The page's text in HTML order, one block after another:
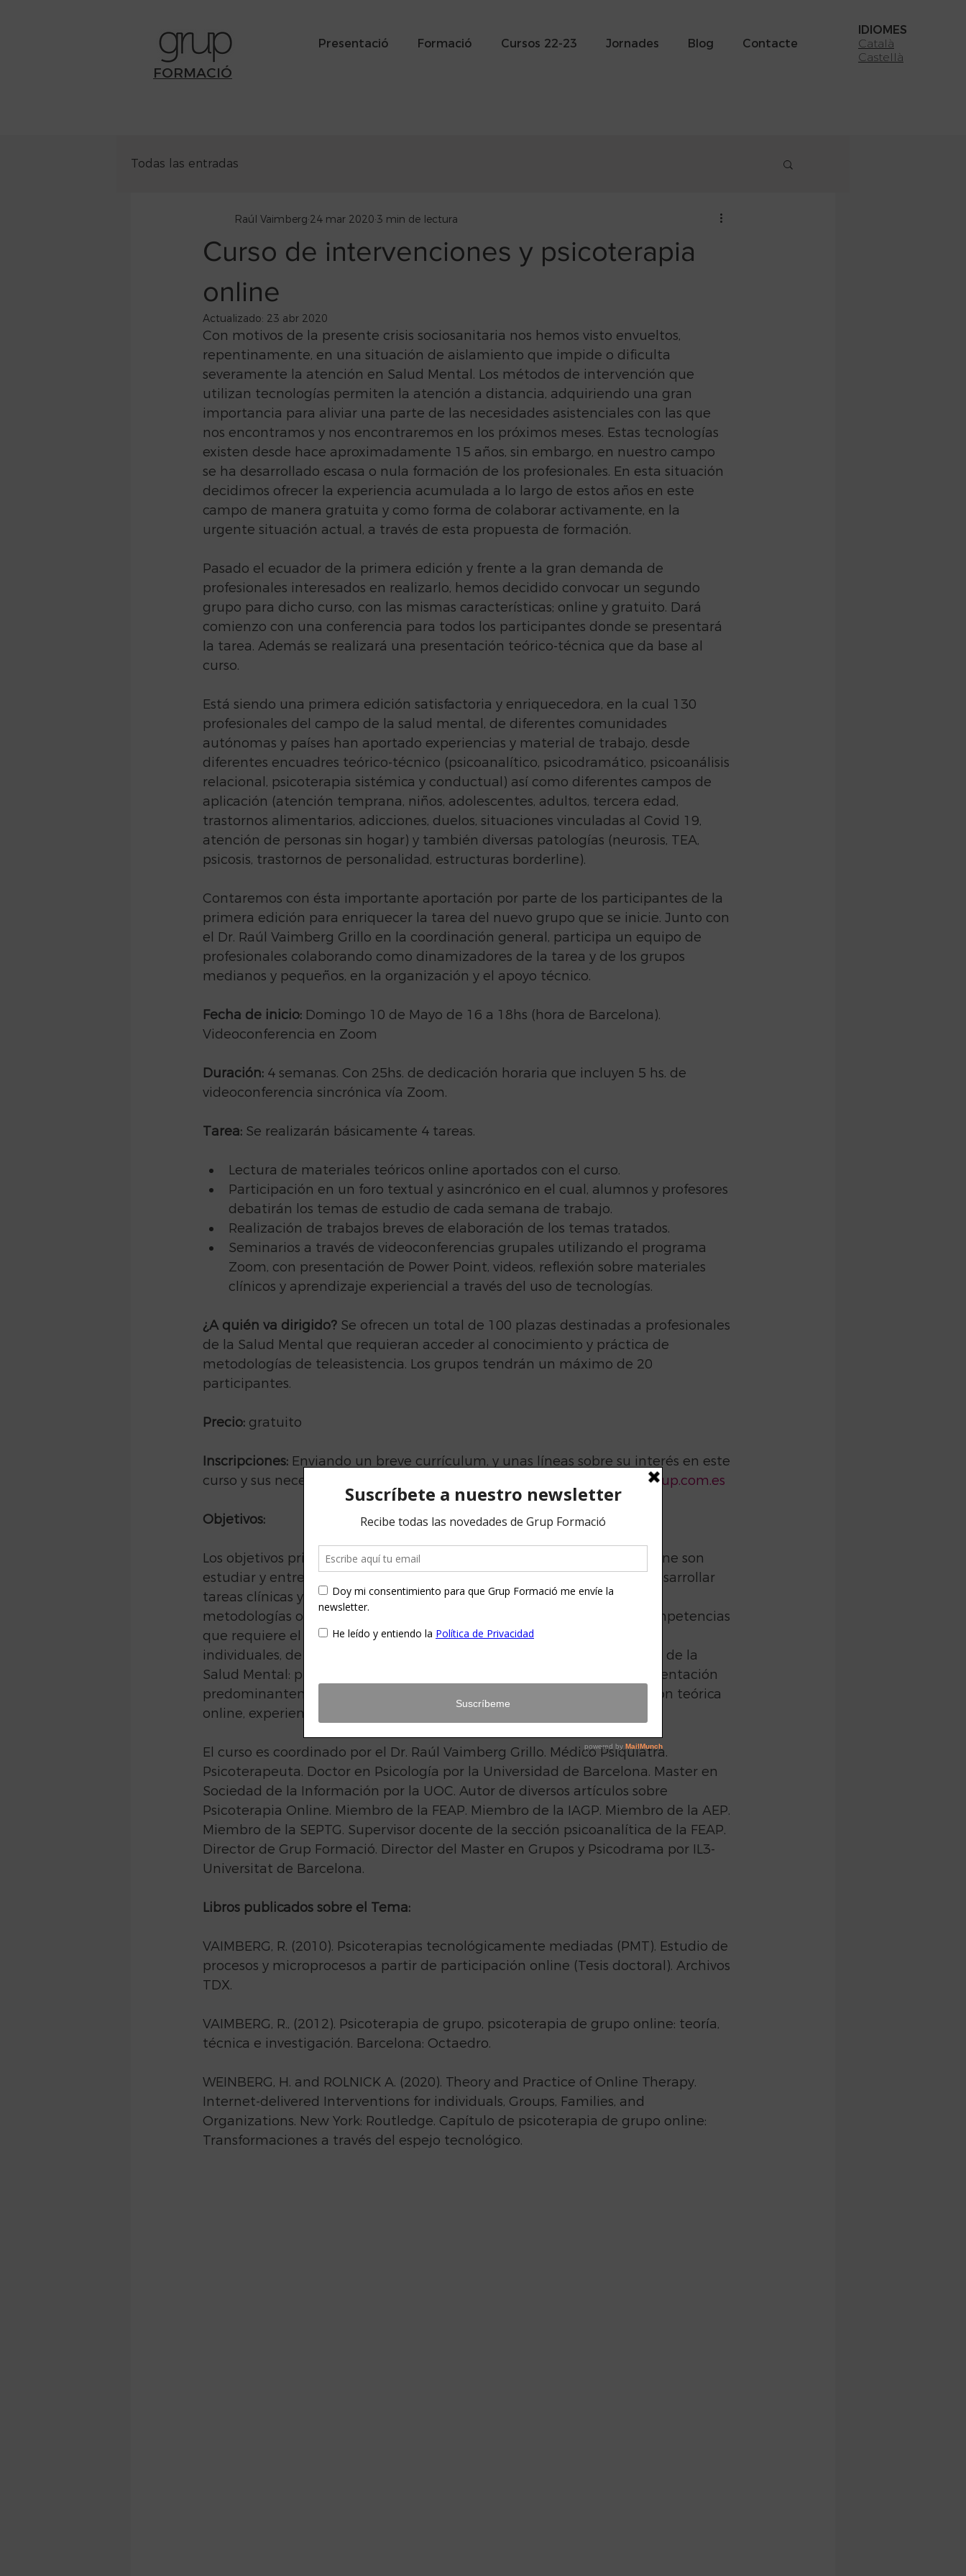
Presentació Formació Cursos 22-23 Jornades Blog Contacte
IDIOMES
Català
Castellà
FORMACIÓ
Todas las entradas
Curso de intervenciones y psicoterapia
online
Raúl Vaimberg 24 mar 2020 3 min de lectura
Actualizado: 23 abr 2020
Con motivos de la presente crisis sociosanitaria nos hemos visto envueltos,
repentinamente, en una situación de aislamiento que impide o dificulta
severamente la atención en Salud Mental. Los métodos de intervención que
utilizan tecnologías permiten la atención a distancia, adquiriendo una gran
importancia para aliviar una parte de las necesidades asistenciales con las que
nos encontramos y nos encontraremos en los próximos meses. Estas tecnologías
existen desde hace aproximadamente 15 años, sin embargo, en nuestro campo
se ha desarrollado escasa o nula formación de los profesionales. En esta situación
decidimos ofrecer la experiencia acumulada a lo largo de estos años en este
campo de manera gratuita y como forma de colaborar activamente, en la
urgente situación actual, a través de esta propuesta de formación.
Pasado el ecuador de la primera edición y frente a la gran demanda de
profesionales interesados en realizarlo, hemos decidido convocar un segundo
grupo para dicho curso, con las mismas características; online y gratuito. Dará
comienzo con una conferencia para todos los participantes donde se presentará
la tarea. Además se realizará una presentación teórico-técnica que da base al
curso.
Está siendo una primera edición satisfactoria y enriquecedora, en la cual 130
profesionales del campo de la salud mental, de diferentes comunidades
autónomas y países han aportado experiencias y material de trabajo, desde
diferentes encuadres teórico-técnico (psicoanalítico, psicodramático, psicoanálisis
relacional, psicoterapia sistémica y conductual) así como diferentes campos de
aplicación (atención temprana, niños, adolescentes, adultos, tercera edad,
trastornos alimentarios, adicciones, duelos, situaciones vinculadas al Covid 19,
atención de personas sin hogar) y también diversas patologías (neurosis, TEA,
psicosis, trastornos de personalidad, estructuras borderline).
Contaremos con ésta importante aportación por parte de los participantes de la
primera edición para enriquecer la tarea del nuevo grupo que se inicie. Junto con
el Dr. Raúl Vaimberg Grillo en la coordinación general, participa un equipo de
profesionales colaborando como dinamizadores de la tarea y de los grupos
medianos y pequeños, en la organización y el apoyo técnico.
Fecha de inicio: Domingo 10 de Mayo de 16 a 18hs (hora de Barcelona).
Videoconferencia en Zoom
Duración: 4 semanas. Con 25hs. de dedicación horaria que incluyen 5 hs. de
videoconferencia sincrónica vía Zoom.
Tarea: Se realizarán básicamente 4 tareas.
Lectura de materiales teóricos online aportados con el curso.
Participación en un foro textual y asincrónico en el cual, alumnos y profesores
debatirán los temas de estudio de cada semana de trabajo.
Realización de trabajos breves de elaboración de los temas tratados.
Seminarios a través de videoconferencias grupales utilizando el programa
Zoom, con presentación de Power Point, videos, reflexión sobre materiales
clínicos y aprendizaje experiencial a través del uso de tecnologías.
¿A quién va dirigido? Se ofrecen un total de 100 plazas destinadas a profesionales
de la Salud Mental que requieran acceder al conocimiento y práctica de
metodologías de teleasistencia. Los grupos tendrán un máximo de 20
participantes.
Precio: gratuito
Inscripciones: Enviando un breve currículum, y unas líneas sobre su interés en este
curso y sus necesidades a nivel de la práctica asistencial a
formacio@grup.com.es
Objetivos:
Los objetivos principales del módulo de intervención y psicoterapia online son
estudiar y entrenar en los aspectos teóricos y técnicos que permiten desarrollar
tareas clínicas y de prevención en Salud Mental a través de diferentes
metodologías online. Se centra en el estudio de las bases teóricas y competencias
que requiere el profesional psicoterapeuta y experto en intervenciones
individuales, de pareja, de familia y grupal en cualquiera de los ámbitos de la
Salud Mental: prevención primaria, secundaria y terciaria. Tiene una orientación
predominantemente práctica y de entrenamiento a través de formación teórica
online, experiencial-vivencial y práctica online.
El curso es coordinado por el Dr. Raúl Vaimberg Grillo. Médico Psiquiatra.
Psicoterapeuta. Doctor en Psicología por la Universidad de Barcelona. Master en
Sociedad de la Información por la UOC. Autor de diversos artículos sobre
Psicoterapia Online. Miembro de la FEAP. Miembro de la IAGP. Miembro de la AEP.
Miembro de la SEPTG. Supervisor docente de la sección psicoanalítica de la FEAP.
Director de Grup Formació. Director del Master en Grupos y Psicodrama por IL3-
Universitat de Barcelona.
Libros publicados sobre el Tema:
VAIMBERG, R. (2010). Psicoterapias tecnológicamente mediadas (PMT). Estudio de
procesos y microprocesos a partir de participación online (Tesis doctoral). Archivos
TDX.
VAIMBERG, R., (2012). Psicoterapia de grupo, psicoterapia de grupo online: teoría,
técnica e investigación. Barcelona: Octaedro.
WEINBERG, H. and ROLNICK A. (2020). Theory and Practice of Online Therapy.
Internet-delivered Interventions for individuals, Groups, Families, and
Organizations. New York: Routledge. Capítulo de psicoterapia de grupo online:
Transformaciones a través del espejo tecnológico.